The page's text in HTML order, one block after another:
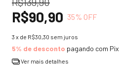
R$90,90 35% OFF
3 x de R$30,30 sem juros
5% de desconto pagando com Pix
Ver mais detalhes